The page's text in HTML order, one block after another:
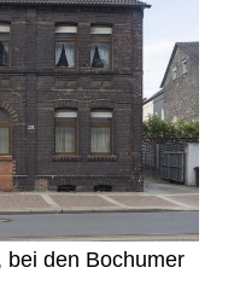
bei den Bochumer